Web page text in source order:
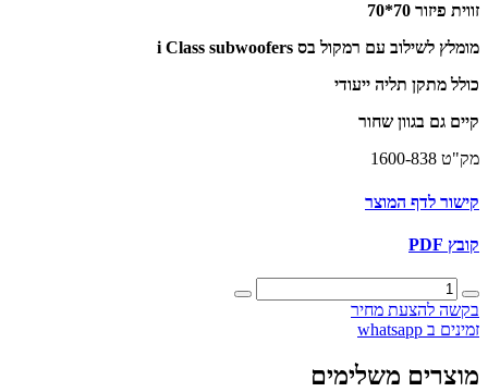
זווית פיזור 70*70
מומלץ לשילוב עם רמקול בס i Class subwoofers
כולל מתקן תליה ייעודי
קיים גם בגוון שחור
מק"ט 1600-838
קישור לדף המוצר
קובץ PDF
כמות
של
i-
4.5tW
בקשה להצעת מחיר
זמינים ב whatsapp
מוצרים משלימים